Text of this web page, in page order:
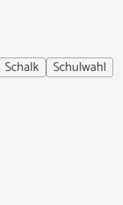
Schalk
Schulwahl